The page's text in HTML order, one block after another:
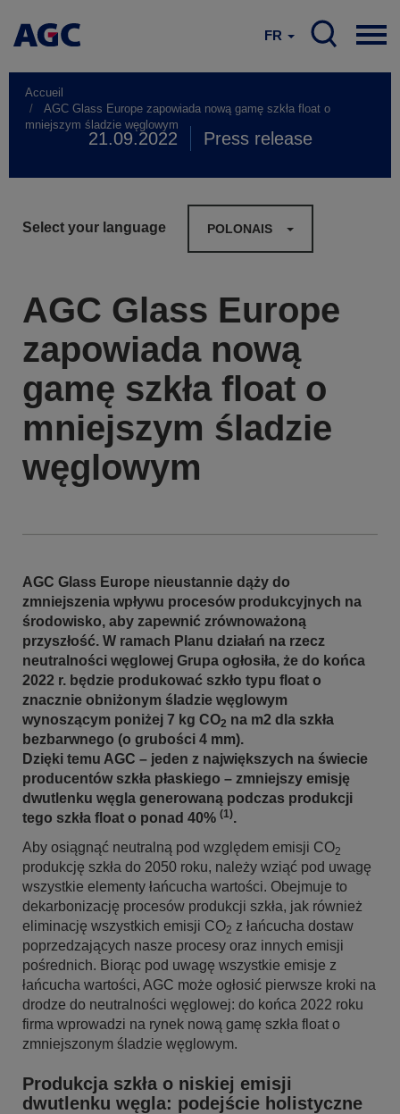
FR
Accueil
AGC Glass Europe zapowiada nową gamę szkła float o
mniejszym śladzie węglowym
21.09.2022 Press release
Select your language POLONAIS
AGC Glass Europe
zapowiada nową
gamę szkła float o
mniejszym śladzie
węglowym
AGC Glass Europe nieustannie dąży do
zmniejszenia wpływu procesów produkcyjnych na
środowisko, aby zapewnić zrównoważoną
przyszłość. W ramach Planu działań na rzecz
neutralności węglowej Grupa ogłosiła, że do końca
2022 r. będzie produkować szkło typu float o
znacznie obniżonym śladzie węglowym
wynoszącym poniżej 7 kg CO2 na m2 dla szkła
bezbarwnego (o grubości 4 mm).
Dzięki temu AGC – jeden z największych na świecie
producentów szkła płaskiego – zmniejszy emisję
dwutlenku węgla generowaną podczas produkcji
tego szkła float o ponad 40% (1).
Aby osiągnąć neutralną pod względem emisji CO2
produkcję szkła do 2050 roku, należy wziąć pod uwagę
wszystkie elementy łańcucha wartości. Obejmuje to
dekarbonizację procesów produkcji szkła, jak również
eliminację wszystkich emisji CO2 z łańcucha dostaw
poprzedzających nasze procesy oraz innych emisji
pośrednich. Biorąc pod uwagę wszystkie emisje z
łańcucha wartości, AGC może ogłosić pierwsze kroki na
drodze do neutralności węglowej: do końca 2022 roku
firma wprowadzi na rynek nową gamę szkła float o
zmniejszonym śladzie węglowym.
Produkcja szkła o niskiej emisji
dwutlenku węgla: podejście holistyczne